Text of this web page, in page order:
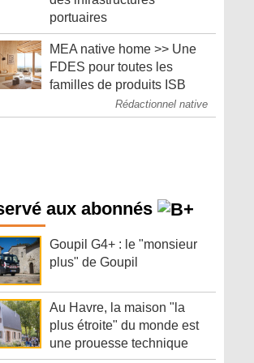
portuaires
MEA native home >> Une
FDES pour toutes les
familles de produits ISB
Rédactionnel native
aux abonnés
Goupil G4+ : le "monsieur
plus" de Goupil
Au Havre, la maison "la
plus étroite" du monde est
une prouesse technique